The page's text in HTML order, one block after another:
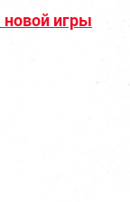
новой игры